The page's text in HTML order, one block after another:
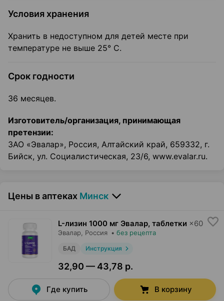
Условия хранения
Хранить в недоступном для детей месте при
температуре не выше 25° С.
Срок годности
36 месяцев.
Изготовитель/организация, принимающая
претензии:
ЗАО «Эвалар», Россия, Алтайский край, 659332, г.
Бийск, ул. Социалистическая, 23/6, www.evalar.ru.
Цены в аптеках Минск
L-лизин 1000 мг Эвалар, таблетки ×60
Эвалар, Россия • без рецепта
БАД Инструкция
32,90 — 43,78 р.
Где купить В корзину